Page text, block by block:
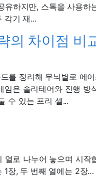
하지만, 스톡을 사용하
각기 재...
의 차이점 비
를 정리해 무늬별로 에
은 솔리테어와 진행 방
수 있는 프리 셀...
로 나누어 놓으며 시작
장, 두 번째 열에는 2장